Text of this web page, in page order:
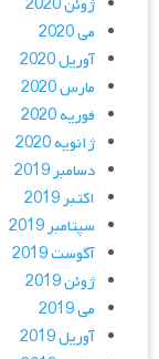
ژوئن 2020
می 2020
آوریل 2020
مارس 2020
فوریه 2020
ژانویه 2020
دسامبر 2019
اکتبر 2019
سپتامبر 2019
آگوست 2019
ژوئن 2019
می 2019
آوریل 2019